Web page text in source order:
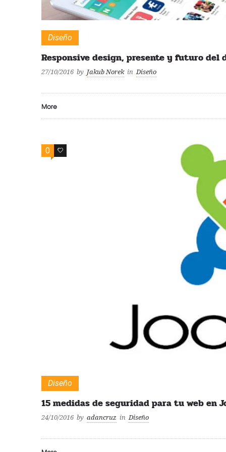
Diseño
Responsive design, presente y futuro del
27/10/2016 by Jakub Norek in Diseño
More
0 0
Diseño
15 medidas de seguridad para tu web en
24/10/2016 by adancruz in Diseño